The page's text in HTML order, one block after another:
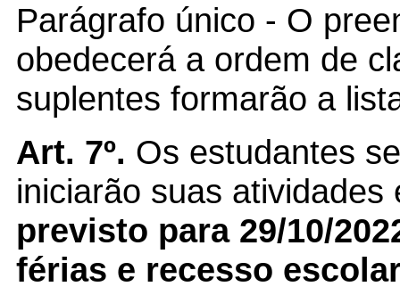
Parágrafo único - O
obedecerá a ordem de
suplentes formarão a
Art. 7º. Os estudantes
iniciarão suas
previsto para 29/10/
férias e recesso